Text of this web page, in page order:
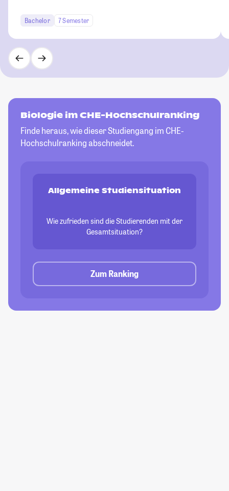
Bachelor 7 Semester
Biologie im CHE-Hochschulranking
Finde heraus, wie dieser Studiengang im CHE-
Hochschulranking abschneidet.
Allgemeine Studiensituation
Wie zufrieden sind die Studierenden mit der
Gesamtsituation?
Zum Ranking